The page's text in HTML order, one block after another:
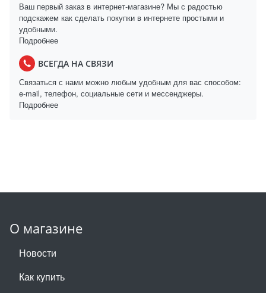
Ваш первый заказ в интернет-магазине? Мы с радостью
подскажем как сделать покупки в интернете простыми и
удобными.
Подробнее
ВСЕГДА НА СВЯЗИ
Связаться с нами можно любым удобным для вас способом:
e-mail, телефон, социальные сети и мессенджеры.
Подробнее
О магазине
Новости
Как купить